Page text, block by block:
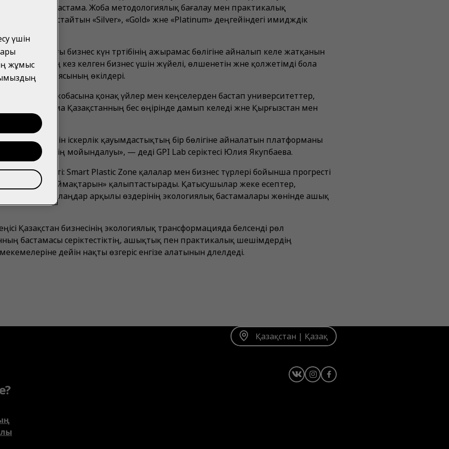
тұңғыш бастама. Жоба методологиялық бағалау мен практикалық
үлесті растайтын «Silver», «Gold» және «Platinum» деңгейіндегі имидждік
бизнес күн тәртібінің ажырамас бөлігіне айналып келе жатқанын
қамқорлықтың кез келген бизнес үшін жүйелі, өлшенетін және қолжетімді бола
компаниясының өкілдері.
Plastic Zone жобасына қонақ үйлер мен кеңселерден бастап университеттер,
Бастама Қазақстанның бес өңірінде дамып келеді және Қырғызстан мен
өзгертетін іскерлік қауымдастықтың бір бөлігіне айналатын платформаны
екенінің мойындалуы», — деді GPI Lab серіктесі Юлия Якупбаева.
атап өтті: Smart Plastic Zone қалалар мен бизнес түрлері бойынша прогресті
азайту аймақтарын» қалыптастырады. Қатысушылар жеке есептер,
кәсіби алаңдар арқылы өздерінің экологиялық бастамалары жөнінде ашық
Қазақстан бизнесінің экологиялық трансформацияда белсенді рөл
бастамасы серіктестіктің, ашықтық пен практикалық шешімдердің
дейін нақты өзгеріс енгізе алатынын дәлелдеді.
Қазақстан | Қазақ
Instagram
Facebook
үшін
жұмыс